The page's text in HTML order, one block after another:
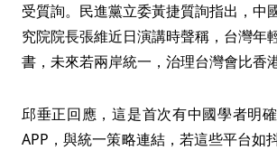
受質詢。民進黨立委黃捷質詢指出，中
究院院長張維近日演講時聲稱，台灣年
書，未來若兩岸統一，治理台灣會比香
邱垂正回應，這是首次有中國學者明
APP，與統一策略連結，若這些平台如